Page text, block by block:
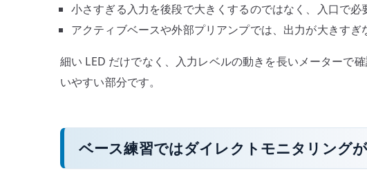
小さすぎる入力を後段で大きくするのではなく、入口で必
アクティブベースや外部プリアンプでは、出力が大きすぎ
細い LED だけでなく、入力レベルの動きを長いメーターで
いやすい部分です。
ベース練習ではダイレクトモニタリング